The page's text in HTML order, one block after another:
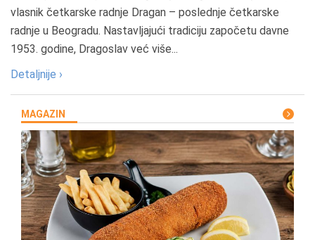
vlasnik četkarske radnje Dragan – poslednje četkarske
radnje u Beogradu. Nastavljajući tradiciju započetu davne
1953. godine, Dragoslav već više...
Detaljnije ›
MAGAZIN